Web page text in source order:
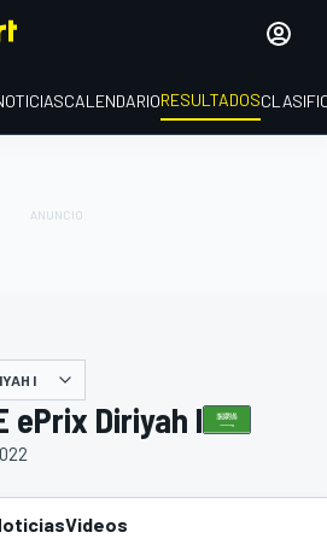
CALENDARIORESULTADOS
I
ePrix Diriyah I
Videos